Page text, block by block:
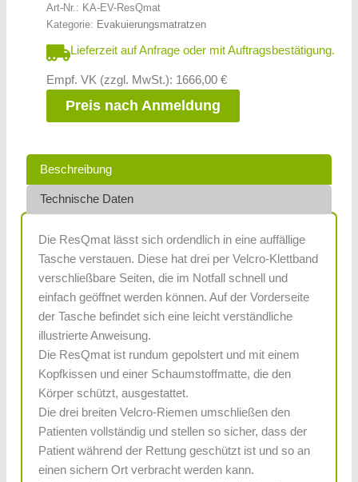
Art-Nr.: KA-EV-ResQmat
Kategorie: Evakuierungsmatratzen
Lieferzeit auf Anfrage oder mit Auftragsbestätigung.
Empf. VK (zzgl. MwSt.): 1666,00 €
Preis nach Anmeldung
Beschreibung
Technische Daten
Die ResQmat lässt sich ordendlich in eine auffällige
Tasche verstauen. Diese hat drei per Velcro-Klettband
verschließbare Seiten, die im Notfall schnell und
einfach geöffnet werden können. Auf der Vorderseite
der Tasche befindet sich eine leicht verständliche
illustrierte Anweisung.
Die ResQmat ist rundum gepolstert und mit einem
Kopfkissen und einer Schaumstoffmatte, die den
Körper schützt, ausgestattet.
Die drei breiten Velcro-Riemen umschließen den
Patienten vollständig und stellen so sicher, dass der
Patient während der Rettung geschützt ist und so an
einen sichern Ort verbracht werden kann.